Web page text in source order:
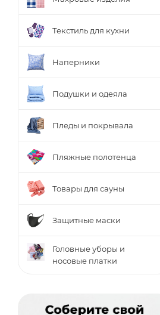
Текстиль для кухни
Наперники
Подушки и одеяла
Пледы и покрывала
Пляжные полотенца
Товары для сауны
Защитные маски
Головные уборы и
носовые платки